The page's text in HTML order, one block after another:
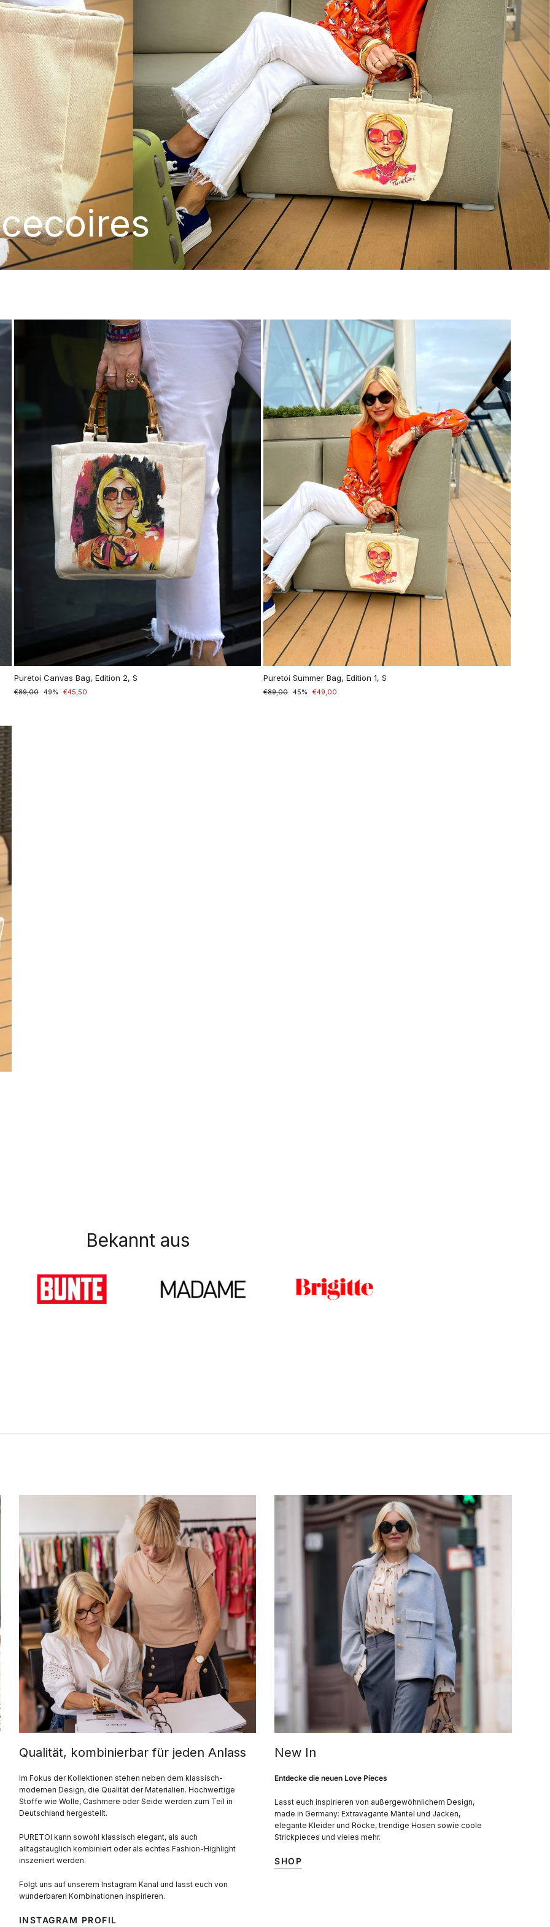
Puretoi Canvas Bag, Edition 2, S
Normaler
€89,00
Sonderpreis
49% €45,50
Puretoi Summer Bag, Edition 1, S
Normaler
€89,00
Sonderpreis
45% €49,00
Bekannt aus
Qualität, kombinierbar für jeden Anlass
Im Fokus der Kollektionen stehen neben dem klassisch-
modernen Design, die Qualität der Materialien. Hochwertige
Stoffe wie Wolle, Cashmere oder Seide werden zum Teil in
Deutschland hergestellt.
PURETOI kann sowohl klassisch elegant, als auch
alltagstauglich kombiniert oder als echtes Fashion-Highlight
inszeniert werden.
Folgt uns auf unserem Instagram Kanal und lasst euch von
wunderbaren Kombinationen inspirieren.
INSTAGRAM PROFIL
New In
Entdecke die neuen Love Pieces
Lasst euch inspirieren von außergewöhnlichem Design,
made in Germany: Extravagante Mäntel und Jacken,
elegante Kleider und Röcke, trendige Hosen sowie coole
Strickpieces und vieles mehr.
SHOP